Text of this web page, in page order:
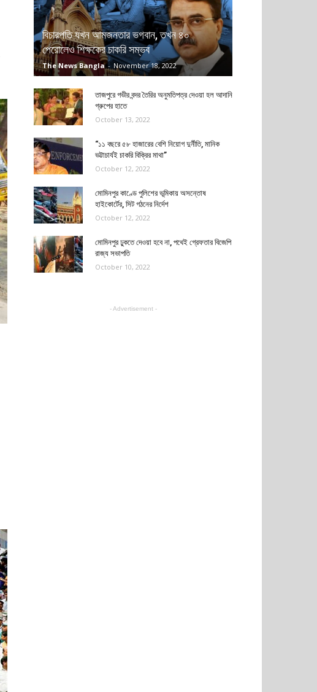
বিচারপতি যখন আমজনতার ভগবান, তখন ৪০
পেরোলেও শিক্ষকের চাকরি সম্ভব
The News Bangla - November 18, 2022
তাজপুরে গভীর বন্দর তৈরির অনুমতিপত্র দেওয়া হল আদানি
গ্রুপের হাতে
October 13, 2022
“১১ বছরে ৫৮ হাজারের বেশি নিয়োগ দুর্নীতি, মানিক
ভট্টাচার্যই চাকরি বিক্রির মাথা”
October 12, 2022
মোমিনপুর কাণ্ডে পুলিশের ভূমিকায় অসন্তোষ
হাইকোর্টের, সিট গঠনের নির্দেশ
October 12, 2022
মোমিনপুর ঢুকতে দেওয়া হবে না, পথেই গ্রেফতার বিজেপি
রাজ্য সভাপতি
October 10, 2022
- Advertisement -